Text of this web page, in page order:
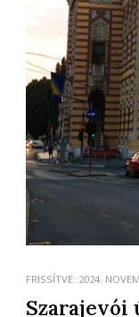
FRISSÍTVE: 2024.
Szarajevói